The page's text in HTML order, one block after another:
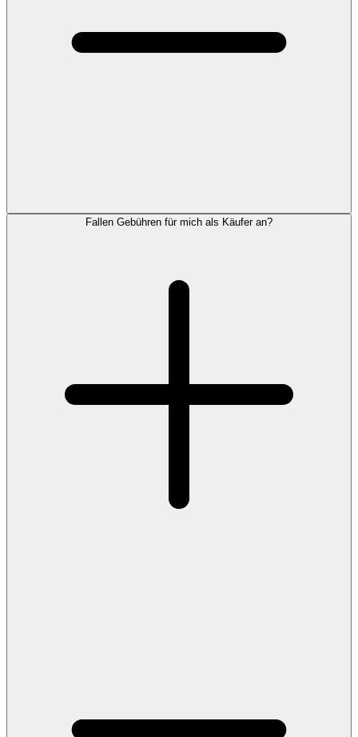
Fallen Gebühren für mich als Käufer an?